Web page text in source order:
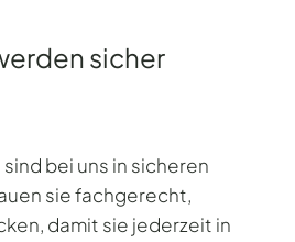
sicher
bei uns in sicheren
sie fachgerecht,
damit sie jederzeit in